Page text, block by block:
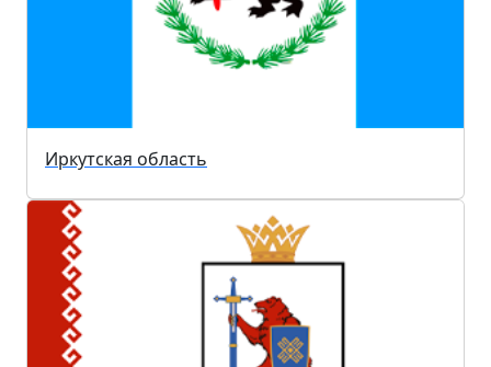
Иркутская область